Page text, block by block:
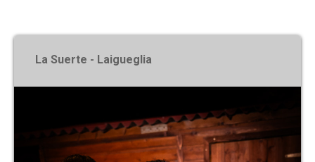
La Suerte - Laigueglia